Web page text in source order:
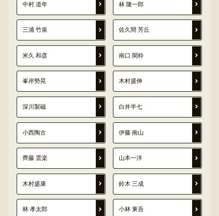
中村 道年 林 隆一郎
三浦 竹泉 佐久間 芳丘
米久 和彦 南口 閑粋
峯岸勢晃 木村盛伸
深川製磁 白井半七
小西陶古 伊藤 南山
齊藤 雲楽 山本一洋
木村盛康 鈴木 三成
林 孝太郎 小林 東吾